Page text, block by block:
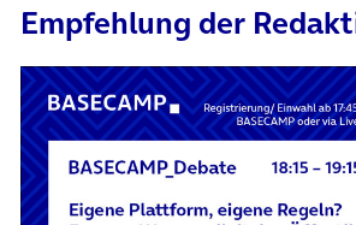
Empfehlung der